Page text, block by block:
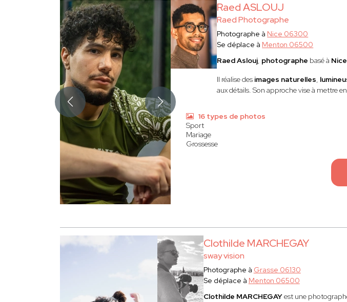
Raed ASLOUJ
Raed Photographe
Photographe à Nice 06300
Se déplace à Menton 06500
Raed Aslouj, photographe basé à Nice
Il réalise des images naturelles,
aux détails. Son approche vise à mettre
16 types de photos
Sport
Mariage
Grossesse
Clothilde MARCHEGAY
sway vision
Photographe à Grasse 06130
Se déplace à Menton 06500
Clothilde MARCHEGAYest une